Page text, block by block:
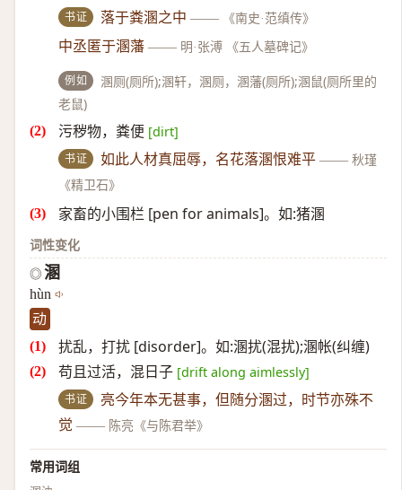
书证 落于粪溷之中 —— 《南史·范缜传》
中丞匿于溷藩 —— 明·张溥 《五人墓碑记》
例如
溷厕(厕所);溷轩，溷厕，溷藩(厕所);溷鼠(厕所里的
老鼠)
污秽物，粪便 [dirt]
书证 如此人材真屈辱，名花落溷恨难平 —— 秋瑾
《精卫石》
家畜的小围栏 [pen for animals]。如:猪溷
词性变化
◎ 溷
hùn
动
扰乱，打扰 [disorder]。如:溷扰(混扰);溷帐(纠缠)
苟且过活，混日子 [drift along aimlessly]
书证
亮今年本无甚事，但随分溷过，时节亦殊不
觉 —— 陈亮《与陈君举》
常用词组